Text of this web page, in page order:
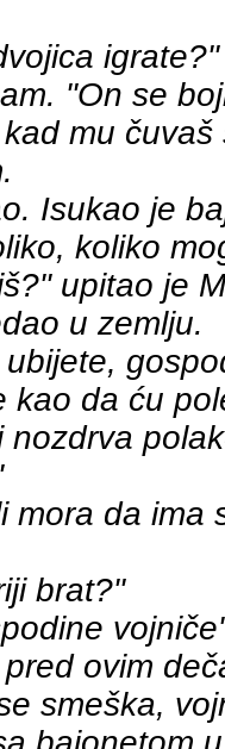
igrate?"
"On se
mu čuvaš
Isukao je
koliko
upitao je
u zemlju.
kao da ću
nozdrva
mora da ima
brat?"
ovim
smeška,